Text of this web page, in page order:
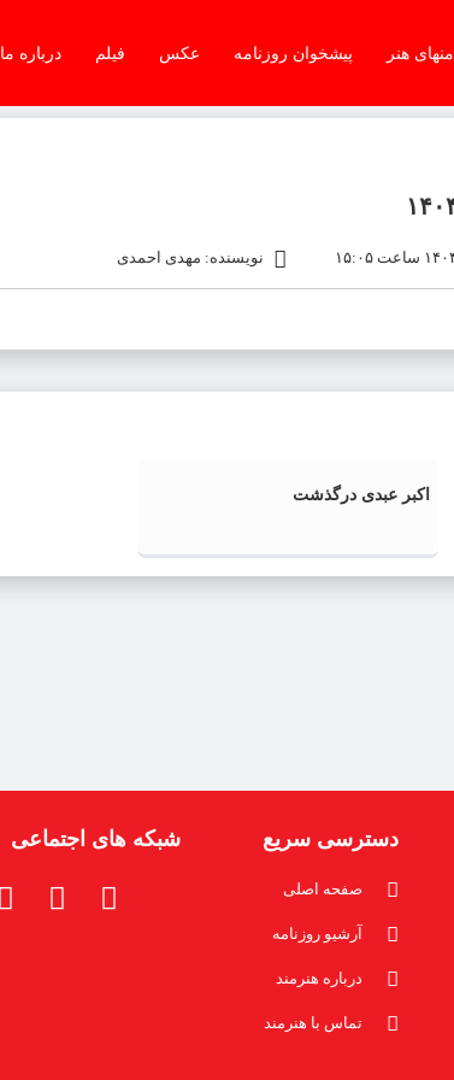
منهای هنر پیشخوان روزنامه عکس فیلم درباره ما
نویسنده: مهدی احمدی
اکبر عبدی درگذشت
دسترسی سریع
صفحه اصلی
آرشیو روزنامه
درباره هنرمند
تماس با هنرمند
شبکه های اجتماعی